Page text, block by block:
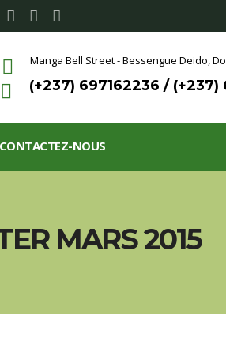
Manga Bell Street - Bessengue Deido,
(+237) 697162236 / (+237)
CONTACTEZ-NOUS
MARS 2015